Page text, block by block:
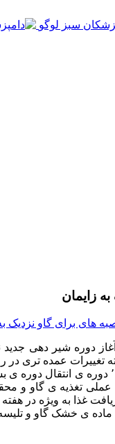
زایمان
تغییرات عمده تری
همانگونه که همگان قبول
غذا به ویژه در